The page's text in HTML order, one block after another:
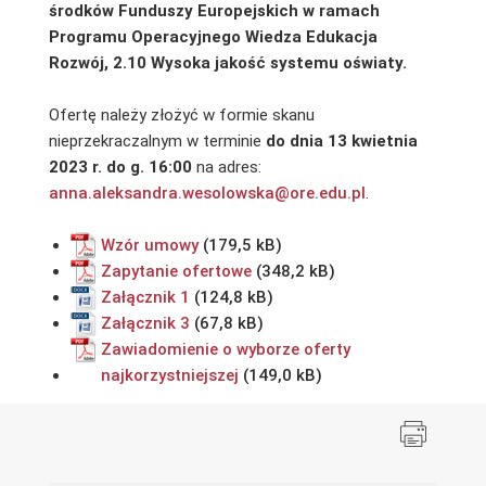
środków Funduszy Europejskich w ramach
Programu Operacyjnego Wiedza Edukacja
Rozwój, 2.10 Wysoka jakość systemu oświaty.
Ofertę należy złożyć w formie skanu
nieprzekraczalnym w terminie do dnia 13 kwietnia
2023 r. do g. 16:00 na adres:
anna.aleksandra.wesolowska@ore.edu.pl.
Wzór umowy
Zapytanie ofertowe
Załącznik 1
Załącznik 3
Zawiadomienie o wyborze oferty
najkorzystniejszej